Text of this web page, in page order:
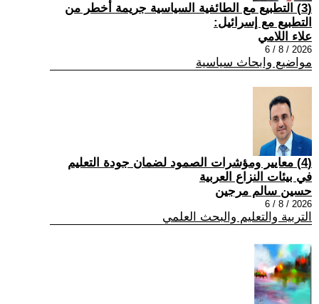
(3) التطبيع مع الطائفية السياسية جريمة أخطر من
التطبيع مع إسرائيل:
علاء اللامي
2026 / 8 / 6
مواضيع وابحاث سياسية
(4) معايير ومؤشرات الصمود لضمان جودة التعليم
في بيئات النزاع العربية
حسين سالم مرجين
2026 / 8 / 6
التربية والتعليم والبحث العلمي